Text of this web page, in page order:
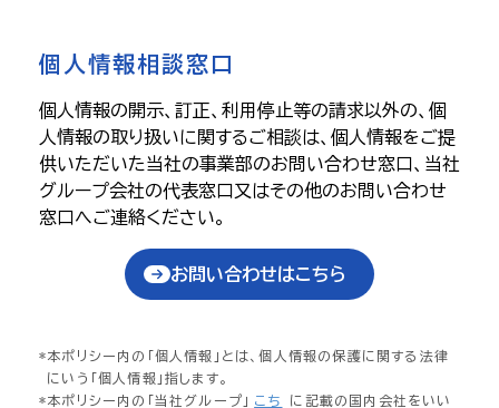
個人情報相談窓口
個人情報の開示、訂正、利用停止等の請求以外の、個
人情報の取り扱いに関するご相談は、個人情報をご提
供いただいた当社の事業部のお問い合わせ窓口、当社
グループ会社の代表窓口又はその他のお問い合わせ
窓口へご連絡ください。
お問い合わせはこちら
本ポリシー内の「個人情報」とは、個人情報の保護に関する法律
にいう「個人情報」指します。
本ポリシー内の「当社グループ」 こち
に記載の国内会社をいい